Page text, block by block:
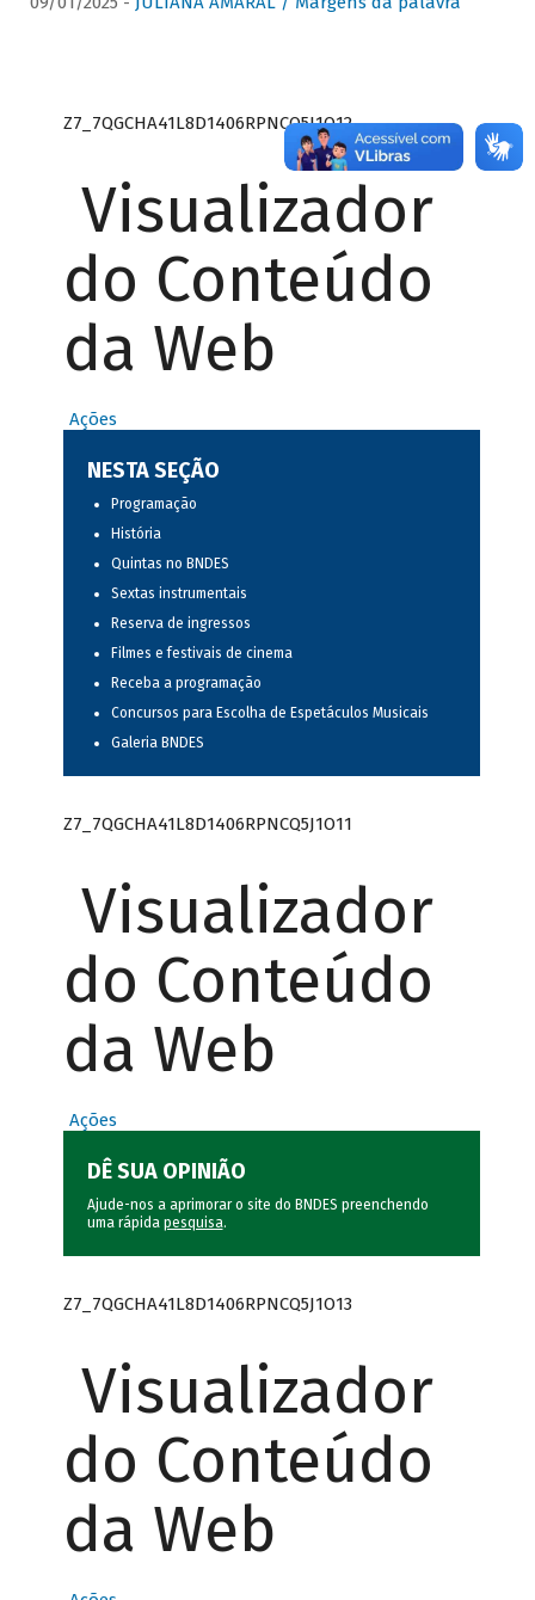
Z7_7QGCHA41L8D1406RPNCQ5J1O12
Visualizador
do Conteúdo
da Web
Ações
NESTA SEÇÃO
Programação
História
Quintas no BNDES
Sextas instrumentais
Reserva de ingressos
Filmes e festivais de cinema
Receba a programação
Concursos para Escolha de Espetáculos Musicais
Galeria BNDES
Z7_7QGCHA41L8D1406RPNCQ5J1O11
Visualizador
do Conteúdo
da Web
Ações
DÊ SUA OPINIÃO
Ajude-nos a aprimorar o site do BNDES preenchendo
uma rápida pesquisa.
Z7_7QGCHA41L8D1406RPNCQ5J1O13
Visualizador
do Conteúdo
da Web